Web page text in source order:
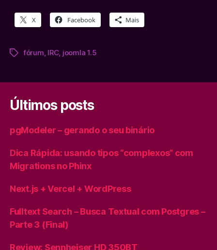
X Facebook Mais
Tagsfórum, IRC, joomla 1.5
Últimos posts
pgModeler – gerando o seu binário
Dica Rápida: usando tipos “complexos” com
Migrations no Phinx
Next.js + Vercel + WordPress
Fulltext Search – Busca Textual com Postgres –
Parte 3 (Final)
Review: Sennheiser HD 350BT